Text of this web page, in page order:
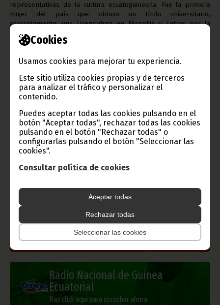
Cookies
Usamos cookies para mejorar tu experiencia.
Este sitio utiliza cookies propias y de terceros
para analizar el tráfico y personalizar el
contenido.
Puedes aceptar todas las cookies pulsando en el
botón "Aceptar todas", rechazar todas las cookies
pulsando en el botón "Rechazar todas" o
configurarlas pulsando el botón "Seleccionar las
cookies".
Consultar política de cookies
Aceptar todas
Rechazar todas
Seleccionar las cookies
representativas de la cultura ecuatoguineana. Fue la primera
mujer del país que obtuvo un título universitario,
concretamente, una Licenciatura en Filosofía y Letras por la
Universidad Autónoma de Barcelona. Nació en Malabo (Guinea
Ecuatorial), cuando aún era conocida como Santa Isabel, y ha
jóvenes estudiantes de Guinea Ecuatorial.
Gobierno e Instituciones
Radio Nacional de Guinea
Ecuatorial
Haz click aquí para escuchar ahora